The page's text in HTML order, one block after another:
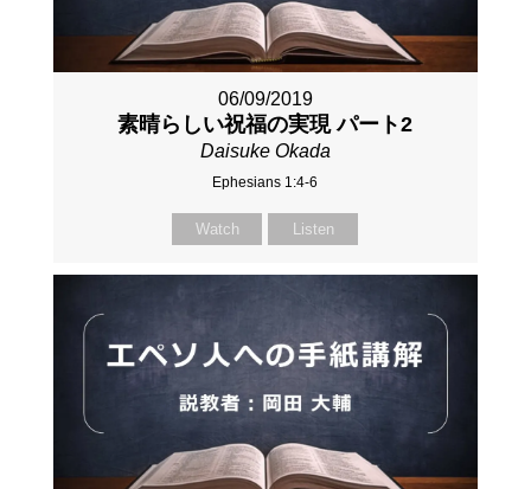
06/09/2019
素晴らしい祝福の実現 パート2
Daisuke Okada
Ephesians 1:4-6
Watch Listen